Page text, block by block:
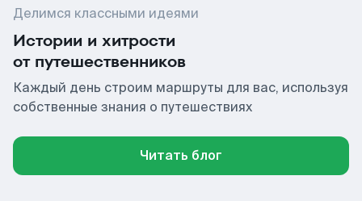
Делимся классными идеями
Истории и хитрости
от путешественников
Каждый день строим маршруты для вас, используя
собственные знания о путешествиях
Читать блог